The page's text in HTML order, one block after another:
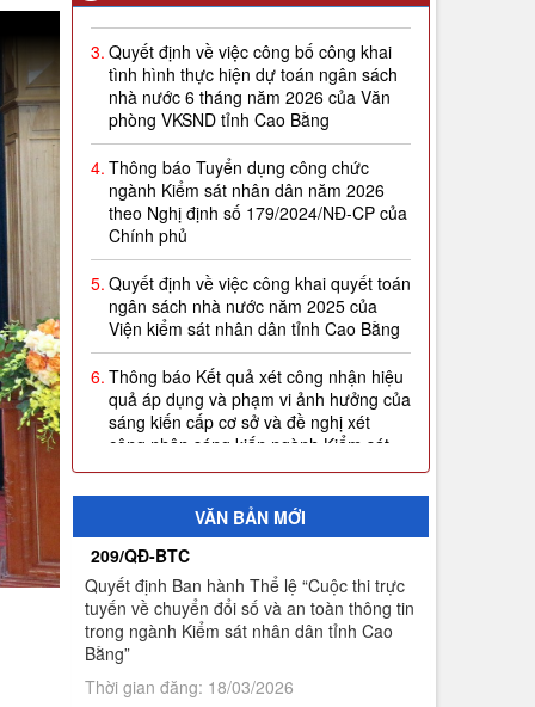
3.Quyết định về việc công bố công khai
tình hình thực hiện dự toán ngân sách
nhà nước 6 tháng năm 2026 của Văn
phòng VKSND tỉnh Cao Bằng
Thông báo Tuyển dụng công chức
ngành Kiểm sát nhân dân năm 2026
theo Nghị định số 179/2024/NĐ-CP của
Chính phủ
Quyết định về việc công khai quyết toán
ngân sách nhà nước năm 2025 của
Viện kiểm sát nhân dân tỉnh Cao Bằng
Thông báo Kết quả xét công nhận hiệu
quả áp dụng và phạm vi ảnh hưởng của
sáng kiến cấp cơ sở và đề nghị xét
công nhận sáng kiến ngành Kiểm sát
nhân dân năm 2026 (Đợt 1)
7.Thông báo thời gian sơ tuyển Đại học
Kiểm sát năm 2026
8.Công khai thực hiện dự toán thu-chi
ngân sách quý I năm 2026
9.Quyết định công nhận kết quả và trao
giải thưởng Cuộc thi trực tuyến về
chuyển đổi số và an toàn thông tin
trong ngành Kiểm sát nhân dân tỉnh
VĂN BẢN MỚI
209/QĐ-BTC
Quyết định Ban hành Thể lệ “Cuộc thi trực
tuyến về chuyển đổi số và an toàn thông tin
trong ngành Kiểm sát nhân dân tỉnh Cao
Bằng”
Thời gian đăng: 18/03/2026